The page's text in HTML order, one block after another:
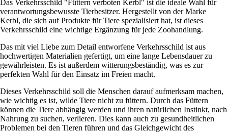
Das Verkehrsschild "Füttern verboten Kerbl" ist die ideale Wahl für
verantwortungsbewusste Tierbesitzer. Hergestellt von der Marke
Kerbl, die sich auf Produkte für Tiere spezialisiert hat, ist dieses
Verkehrsschild eine wichtige Ergänzung für jede Zoohandlung.
Das mit viel Liebe zum Detail entworfene Verkehrsschild ist aus
hochwertigen Materialien gefertigt, um eine lange Lebensdauer zu
gewährleisten. Es ist außerdem witterungsbeständig, was es zur
perfekten Wahl für den Einsatz im Freien macht.
Dieses Verkehrsschild soll die Menschen darauf aufmerksam machen,
wie wichtig es ist, wilde Tiere nicht zu füttern. Durch das Füttern
können die Tiere abhängig werden und ihren natürlichen Instinkt, nach
Nahrung zu suchen, verlieren. Dies kann auch zu gesundheitlichen
Problemen bei den Tieren führen und das Gleichgewicht des